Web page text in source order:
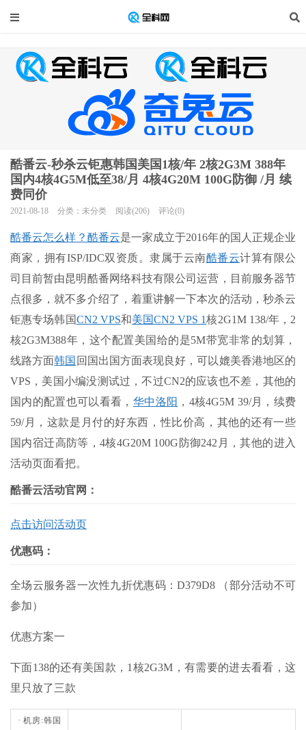
酷番云-秒杀云钜惠韩国美国1核/年 2核2G3M 388年
国内4核4G5M低至38/月 4核4G20M 100G防御 /月 续
费同价
2021-08-18 分类：未分类 阅读(206) 评论(0)
酷番云怎么样？酷番云是一家成立于2016年的国人正规企业
商家，拥有ISP/IDC双资质。隶属于云南酷番云计算有限公
司目前暂由昆明酷番网络科技有限公司运营，目前服务器节
点很多，就不多介绍了，着重讲解一下本次的活动，秒杀云
钜惠专场韩国CN2 VPS和美国CN2 VPS 1核2G1M 138/年，2
核2G3M388年，这个配置美国给的是5M带宽非常的划算，
线路方面韩国 回国出国方面表现良好，可以媲美香港地区的
VPS，美国小编没测试过，不过CN2的应该也不差，其他的
国内的配置也可以看看， 华中洛阳 ，4核4G5M 39/月，续费
59/月，这款是月付的好东西，性比价高，其他的还有一些
国内宿迁高防等，4核4G20M 100G防御242月，其他的进入
活动页面看把。
酷番云活动官网：
点击访问活动页
优惠码：
全场云服务器一次性九折优惠码：D379D8 （部分活动不可
参加）
优惠方案一
下面138的还有美国款，1核2G3M，有需要的进去看看，这
里只放了三款
· 机房:韩国